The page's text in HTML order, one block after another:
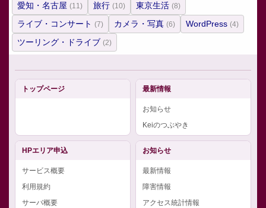
愛知・名古屋 (11) 旅行 (10) 東京生活 (8)
ライブ・コンサート (7) カメラ・写真 (6) WordPress (4)
ツーリング・ドライブ (2)
トップページ 最新情報
お知らせ
Keiのつぶやき
HPエリア申込
サービス概要
利用規約
サーバ概要
お知らせ
最新情報
障害情報
アクセス統計情報